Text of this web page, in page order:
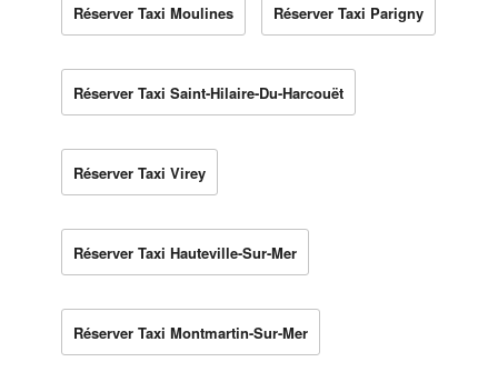
Réserver Taxi Moulines Réserver Taxi Parigny
Réserver Taxi Saint-Hilaire-Du-Harcouët
Réserver Taxi Virey
Réserver Taxi Hauteville-Sur-Mer
Réserver Taxi Montmartin-Sur-Mer